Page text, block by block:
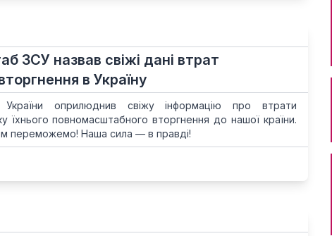
ЗСУ назвав свіжі дані втрат
в Україну
оприлюднив свіжу інформацію про втрати
їхнього повномасштабного вторгнення до нашої країни.
переможемо! Наша сила — в правді!